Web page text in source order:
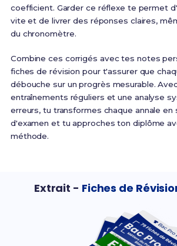
coefficient. Garder ce réflexe te permet
vite et de livrer des réponses claires,
du chronomètre.
Combine ces corrigés avec tes notes
fiches de révision pour t'assurer que
débouche sur un progrès mesurable.
entraînements réguliers et une analyse
erreurs, tu transformes chaque annale en
d'examen et tu approches ton diplôme
méthode.
Extrait - Fiches de